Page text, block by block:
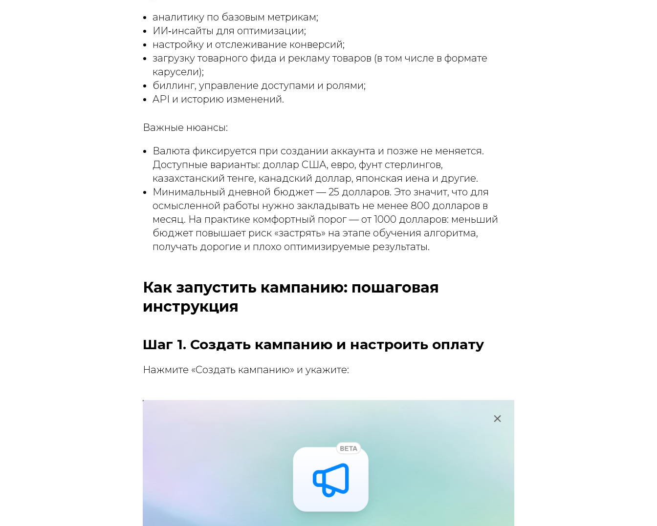
аналитику по базовым метрикам;
ИИ‑инсайты для оптимизации;
настройку и отслеживание конверсий;
загрузку товарного фида и рекламу товаров (в том числе в формате
карусели);
биллинг, управление доступами и ролями;
API и историю изменений.
Важные нюансы:
Валюта фиксируется при создании аккаунта и позже не меняется.
Доступные варианты: доллар США, евро, фунт стерлингов,
казахстанский тенге, канадский доллар, японская иена и другие.
Минимальный дневной бюджет — 25 долларов. Это значит, что для
осмысленной работы нужно закладывать не менее 800 долларов в
месяц. На практике комфортный порог — от 1000 долларов: меньший
бюджет повышает риск «застрять» на этапе обучения алгоритма,
получать дорогие и плохо оптимизируемые результаты.
Как запустить кампанию: пошаговая
инструкция
Шаг 1. Создать кампанию и настроить оплату
Нажмите «Создать кампанию» и укажите: